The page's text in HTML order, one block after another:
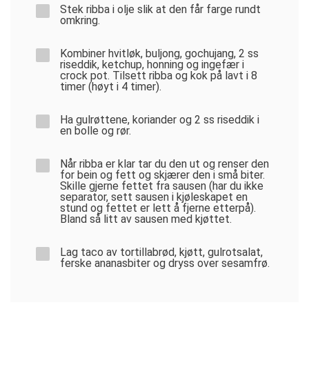
Stek ribba i olje slik at den får farge rundt
omkring.
Kombiner hvitløk, buljong, gochujang, 2 ss
riseddik, ketchup, honning og ingefær i
crock pot. Tilsett ribba og kok på lavt i 8
timer (høyt i 4 timer).
Ha gulrøttene, koriander og 2 ss riseddik i
en bolle og rør.
Når ribba er klar tar du den ut og renser den
for bein og fett og skjærer den i små biter.
Skille gjerne fettet fra sausen (har du ikke
separator, sett sausen i kjøleskapet en
stund og fettet er lett å fjerne etterpå).
Bland så litt av sausen med kjøttet.
Lag taco av tortillabrød, kjøtt, gulrotsalat,
ferske ananasbiter og dryss over sesamfrø.